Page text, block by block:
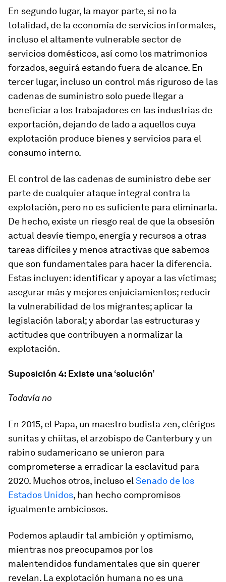
En segundo lugar, la mayor parte, si no la
totalidad, de la economía de servicios informales,
incluso el altamente vulnerable sector de
servicios domésticos, así como los matrimonios
forzados, seguirá estando fuera de alcance. En
tercer lugar, incluso un control más riguroso de las
cadenas de suministro solo puede llegar a
beneficiar a los trabajadores en las industrias de
exportación, dejando de lado a aquellos cuya
explotación produce bienes y servicios para el
consumo interno.
El control de las cadenas de suministro debe ser
parte de cualquier ataque integral contra la
explotación, pero no es suficiente para eliminarla.
De hecho, existe un riesgo real de que la obsesión
actual desvíe tiempo, energía y recursos a otras
tareas difíciles y menos atractivas que sabemos
que son fundamentales para hacer la diferencia.
Estas incluyen: identificar y apoyar a las víctimas;
asegurar más y mejores enjuiciamientos; reducir
la vulnerabilidad de los migrantes; aplicar la
legislación laboral; y abordar las estructuras y
actitudes que contribuyen a normalizar la
explotación.
Suposición 4: Existe una ‘solución’
Todavía no
En 2015, el Papa, un maestro budista zen, clérigos
sunitas y chiitas, el arzobispo de Canterbury y un
rabino sudamericano se unieron para
comprometerse a erradicar la esclavitud para
2020. Muchos otros, incluso el Senado de los
Estados Unidos, han hecho compromisos
igualmente ambiciosos.
Podemos aplaudir tal ambición y optimismo,
mientras nos preocupamos por los
malentendidos fundamentales que sin querer
revelan. La explotación humana no es una